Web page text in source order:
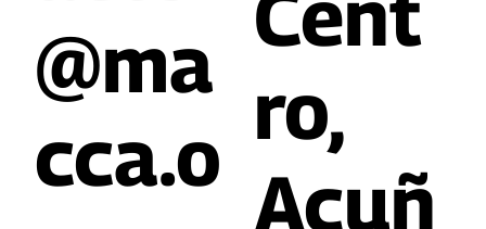
@ma
cca.o ro,
Acuñ